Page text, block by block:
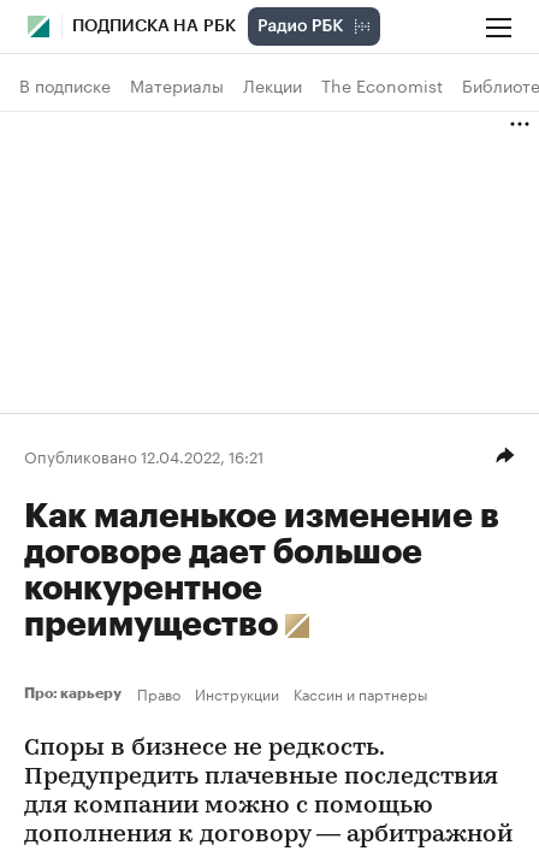
ПОДПИСКА НА РБК
В подписке Материалы Лекции The Economist
Опубликовано 12.04.2022, 16:21
Как маленькое изменение в
договоре дает большое
конкурентное
преимущество
Про: карьеру Право Инструкции Кассин и партнеры
Споры в бизнесе не редкость.
Предупредить плачевные последствия
для компании можно с помощью
дополнения к договору — арбитражной